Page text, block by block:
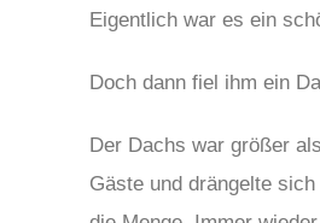
Eigentlich war es ein
Doch dann fiel ihm ein
Der Dachs war größer
Gäste und drängelte